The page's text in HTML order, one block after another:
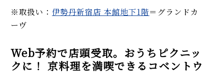
※取扱い： 伊勢丹新宿店 本館地下1階＝グランドカ
ーヴ
Web予約で店頭受取。おうちピクニッ
クに！ 京料理を満喫できるコベントウ